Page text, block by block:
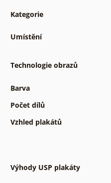
Kategorie
Umístění
Technologie obrazů
Barva
Počet dílů
Vzhled plakátů
Výhody USP plakáty